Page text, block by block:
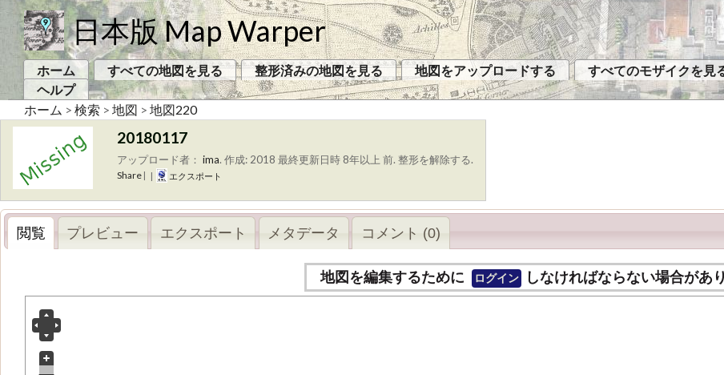
日本版 Map Warper
ホーム すべての地図を見る 整形済みの地図を見る 地図をアップロードする すべてのモザイクを見
ヘルプ
ホーム > 検索 > 地図 > 地図220
20180117
アップロード者： ima. 作成: 2018 最終更新日時 8年以上 前. 整形を解除する.
Share | | エクスポート
閲覧 プレビュー エクスポート メタデータ コメント (0)
地図を編集するために ログイン しなければならない場合があ